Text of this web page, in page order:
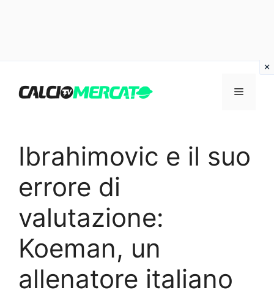
contenuto
Menu
Ibrahimovic e il suo
errore di
valutazione:
Koeman, un
allenatore italiano